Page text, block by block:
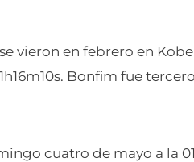
vieron en febrero en
Bonfim fue
cuatro de mayo a la